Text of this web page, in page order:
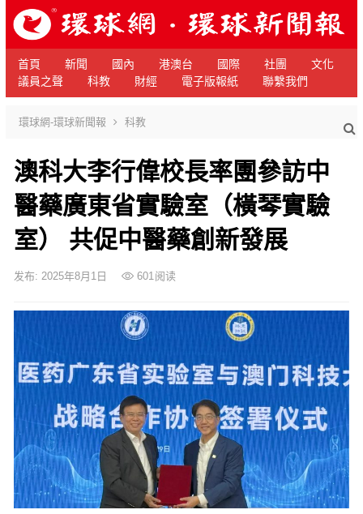
首頁 新聞 國內 港澳台 國際 社團
文化
議員之聲
科教 財經 電子版報紙 聯繫我們
環球網-環球新聞報 科教
澳科大李行偉校長率團參訪中
醫藥廣東省實驗室（橫琴實驗
室） 共促中醫藥創新發展
发布: 2025年8月1日 601阅读